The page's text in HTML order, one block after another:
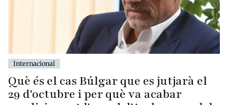
Internacional
Què és el cas Búlgar que es jutjarà el
29 d'octubre i per què va acabar